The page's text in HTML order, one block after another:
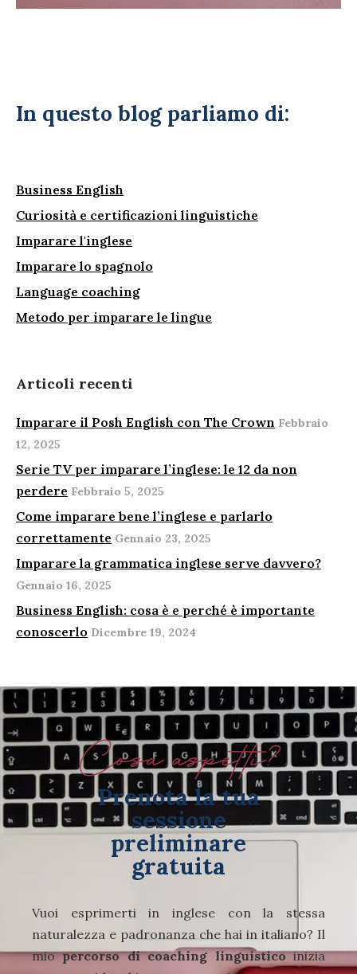
In questo blog parliamo di:
Business English
Curiosità e certificazioni linguistiche
Imparare l'inglese
Imparare lo spagnolo
Language coaching
Metodo per imparare le lingue
Articoli recenti
Imparare il Posh English con The Crown Febbraio
12, 2025
Serie TV per imparare l’inglese: le 12 da non
perdere Febbraio 5, 2025
Come imparare bene l’inglese e parlarlo
correttamente Gennaio 23, 2025
Imparare la grammatica inglese serve davvero?
Gennaio 16, 2025
Business English: cosa è e perché è importante
conoscerlo Dicembre 19, 2024
Cosa aspetti?
Prenota la tua
sessione
preliminare
gratuita
Vuoi esprimerti in inglese con la stessa
naturalezza e padronanza che hai in italiano? Il
miopercorso di coaching linguisticoinizia